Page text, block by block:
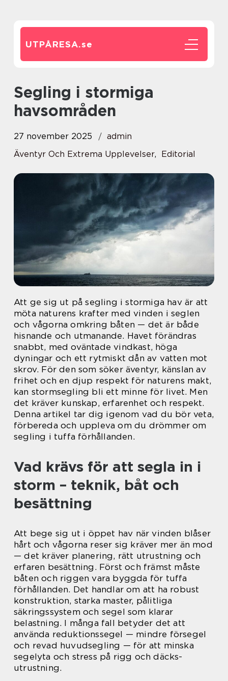
UTPÅRESA.se
Segling i stormiga
havsområden
27 november 2025
admin
Äventyr Och Extrema Upplevelser, Editorial
Att ge sig ut på segling i stormiga hav är att
möta naturens krafter med vinden i seglen
och vågorna omkring båten — det är både
hisnande och utmanande. Havet förändras
snabbt, med oväntade vind­kast, höga
dyningar och ett rytmiskt dån av vatten mot
skrov. För den som söker äventyr, känslan av
frihet och en djup respekt för naturens makt,
kan stormsegling bli ett minne för livet. Men
det kräver kunskap, erfarenhet och respekt.
Denna artikel tar dig igenom vad du bör veta,
förbereda och uppleva om du drömmer om
segling i tuffa förhållanden.
Vad krävs för att segla in i
storm – teknik, båt och
besättning
Att bege sig ut i öppet hav när vinden blåser
hårt och vågorna reser sig kräver mer än mod
— det kräver planering, rätt utrustning och
erfaren besättning. Först och främst måste
båten och riggen vara byggda för tuffa
förhållanden. Det handlar om att ha robust
konstruktion, starka master, pålitliga
säkringssystem och segel som klarar
belastning. I många fall betyder det att
använda reduktionssegel — mindre försegel
och revad huvudsegling — för att minska
segelyta och stress på rigg och däcks­
utrustning.